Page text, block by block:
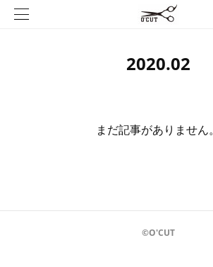
2020.02
まだ記事がありません。
©O'CUT